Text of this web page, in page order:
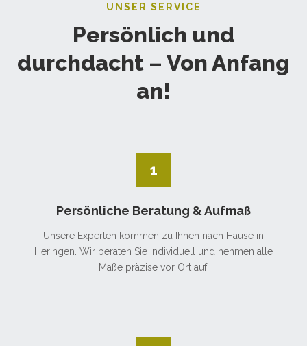
UNSER SERVICE
Persönlich und
durchdacht – Von Anfang
an!
1
Persönliche Beratung & Aufmaß
Unsere Experten kommen zu Ihnen nach Hause in
Heringen. Wir beraten Sie individuell und nehmen alle
Maße präzise vor Ort auf.